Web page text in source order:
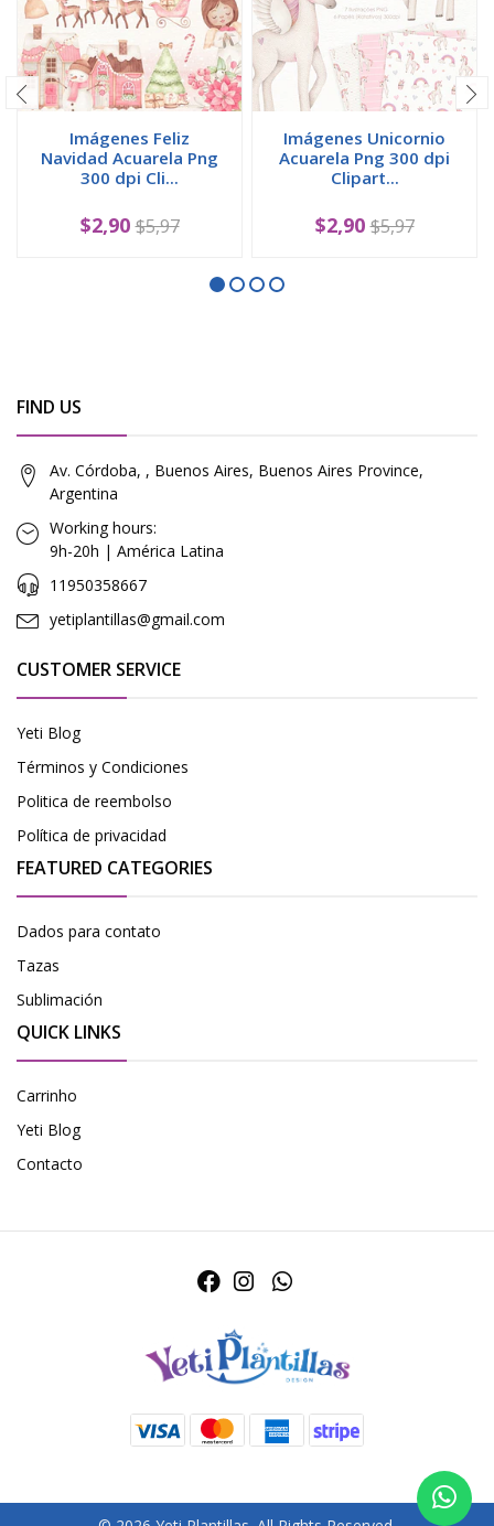
Imágenes Feliz
Navidad Acuarela Png
300 dpi Cli...
$2,90 $5,97
Imágenes Unicornio
Acuarela Png 300 dpi
Clipart...
$2,90 $5,97
FIND US
Av. Córdoba, , Buenos Aires, Buenos Aires Province,
Argentina
Working hours:
9h-20h | América Latina
11950358667
yetiplantillas@gmail.com
CUSTOMER SERVICE
Yeti Blog
Términos y Condiciones
Politica de reembolso
Política de privacidad
FEATURED CATEGORIES
Dados para contato
Tazas
Sublimación
QUICK LINKS
Carrinho
Yeti Blog
Contacto